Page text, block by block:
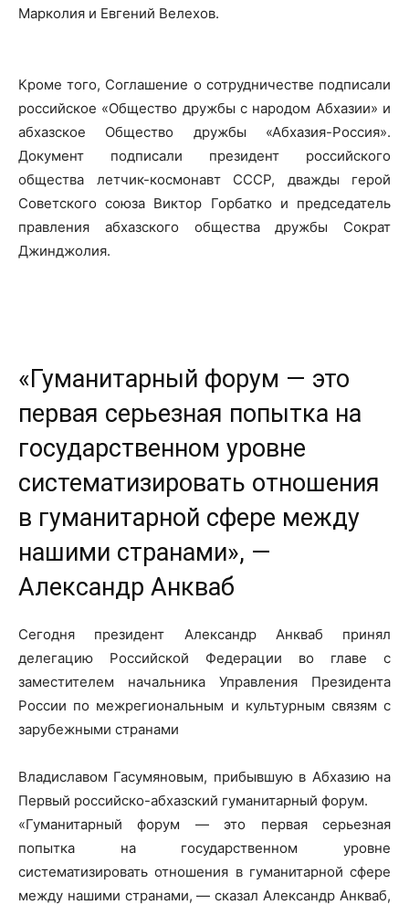
Марколия и Евгений Велехов.
Кроме того, Соглашение о сотрудничестве подписали
российское «Общество дружбы с народом Абхазии» и
абхазское Общество дружбы «Абхазия-Россия».
Документ подписали президент российского
общества летчик-космонавт СССР, дважды герой
Советского союза Виктор Горбатко и председатель
правления абхазского общества дружбы Сократ
Джинджолия.
«Гуманитарный форум — это
первая серьезная попытка на
государственном уровне
систематизировать отношения
в гуманитарной сфере между
нашими странами», —
Александр Анкваб
Сегодня президент Александр Анкваб принял
делегацию Российской Федерации во главе с
заместителем начальника Управления Президента
России по межрегиональным и культурным связям с
зарубежными странами
Владиславом Гасумяновым, прибывшую в Абхазию на
Первый российско-абхазский гуманитарный форум.
«Гуманитарный форум — это первая серьезная
попытка на государственном уровне
систематизировать отношения в гуманитарной сфере
между нашими странами, — сказал Александр Анкваб,